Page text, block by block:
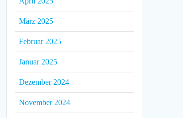
März 2025
Februar 2025
Januar 2025
Dezember 2024
November 2024